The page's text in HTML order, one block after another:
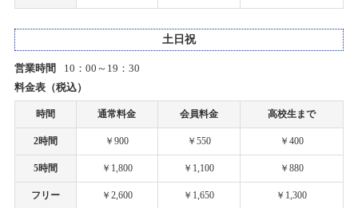
新型コロナウィルス感染症対策について
2020/04/23
タム・タム上里店、サーキット営業休止のご案内
2020/04/22
札幌店 グランドオープンのお知らせ
2020/04/17
上里店 臨時営業時間変更のお知らせ
カテゴリ：ミリタリー
【札幌店】オープン５周年祭開催！！
2025/06/14(土)～2025/06/15(日)
カテゴリ：その他
2025/06/08(日)
カテゴリ：ラジコン
土日祝
営業時間
10：00～19：30
料金表（税込）
時間 通常料金 会員料金 高校生まで
2時間 ￥900 ￥550 ￥400
5時間 ￥1,800 ￥1,100 ￥880
フリー ￥2,600 ￥1,650 ￥1,300